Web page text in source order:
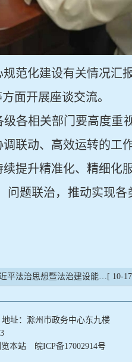
范化建设有关情况汇
面开展座谈交流。
各相关部门要高度重
联动、高效运转的工
提升精准化、精细化
题联治，推动实现
平法治思想暨法治建设能… [ 10-
址：滁州市政务中心东九楼
览本站
皖ICP备17002914号